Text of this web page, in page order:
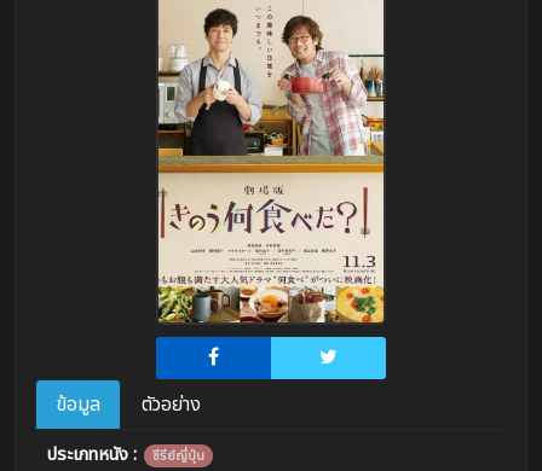
ข้อมูล ตัวอย่าง
ประเภทหนัง : ซีรีย์ญี่ปุ่น